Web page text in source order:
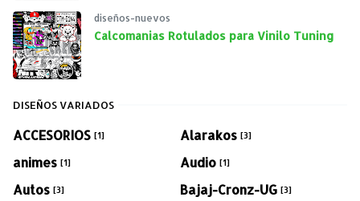
diseños-nuevos
Calcomanias Rotulados para Vinilo Tuning
DISEÑOS VARIADOS
ACCESORIOS [1] Alarakos [3]
animes [1] Audio [1]
Autos [3] Bajaj-Cronz-UG [3]